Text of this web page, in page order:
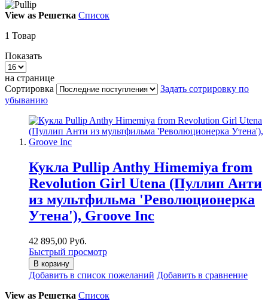
View as Решетка Список
1 Товар
Показать
на странице
Сортировка
Задать сотрировку по
убыванию
Кукла Pullip Anthy Himemiya from
Revolution Girl Utena (Пуллип Анти
из мультфильма 'Революционерка
Утена'), Groove Inc
42 895,00 Руб.
Быстрый просмотр
В корзину
Добавить в список пожеланий Добавить в сравнение
View as Решетка Список